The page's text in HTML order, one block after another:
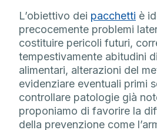
L’obiettivo dei pacchetti è
precocemente problemi
costituire pericoli futuri,
tempestivamente abitudini
alimentari, alterazioni del
evidenziare eventuali primi
controllare patologie già
proponiamo di favorire la
della prevenzione come